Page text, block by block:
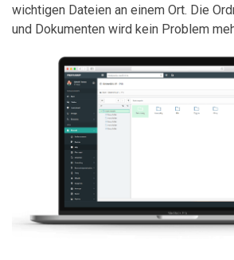
wichtigen Dateien an einem Ort. Die
und Dokumenten wird kein Problem